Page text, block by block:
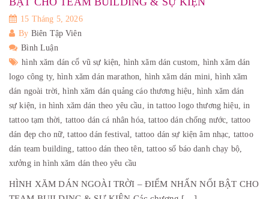
15 Tháng 5, 2026
By Biên Tập Viên
Bình Luận
hình xăm dán cổ vũ sự kiện, hình xăm dán custom, hình xăm dán
logo công ty,hình xăm dán marathon, hình xăm dán mini,hình xăm
dán ngoài trời,hình xăm dán quảng cáo thương hiệu, hình xăm dán
sự kiện,in hình xăm dán theo yêu cầu, in tattoo logo thương hiệu,in
tattoo tạm thời, tattoo dán cá nhân hóa,tattoo dán chống nước, tattoo
dán đẹp cho nữ,tattoo dán festival, tattoo dán sự kiện âm nhạc, tattoo
dán team building, tattoo dán theo tên,tattoo số báo danh chạy bộ,
xưởng in hình xăm dán theo yêu cầu
HÌNH XĂM DÁN NGOÀI TRỜI – ĐIỂM NHẤN NỔI BẬT CHO